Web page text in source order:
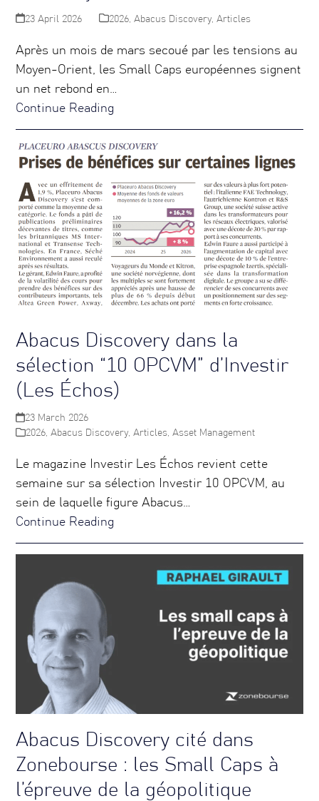
23 April 2026 2026, Abacus Discovery, Articles
Après un mois de mars secoué par les tensions au
Moyen-Orient, les Small Caps européennes signent
un net rebond en…
Continue Reading
Abacus Discovery dans la
sélection “10 OPCVM” d’Investir
(Les Échos)
23 March 2026
2026,Abacus Discovery,Articles,Asset Management
Le magazine Investir Les Échos revient cette
semaine sur sa sélection Investir 10 OPCVM, au
sein de laquelle figure Abacus…
Continue Reading
Abacus Discovery cité dans
Zonebourse : les Small Caps à
l’épreuve de la géopolitique